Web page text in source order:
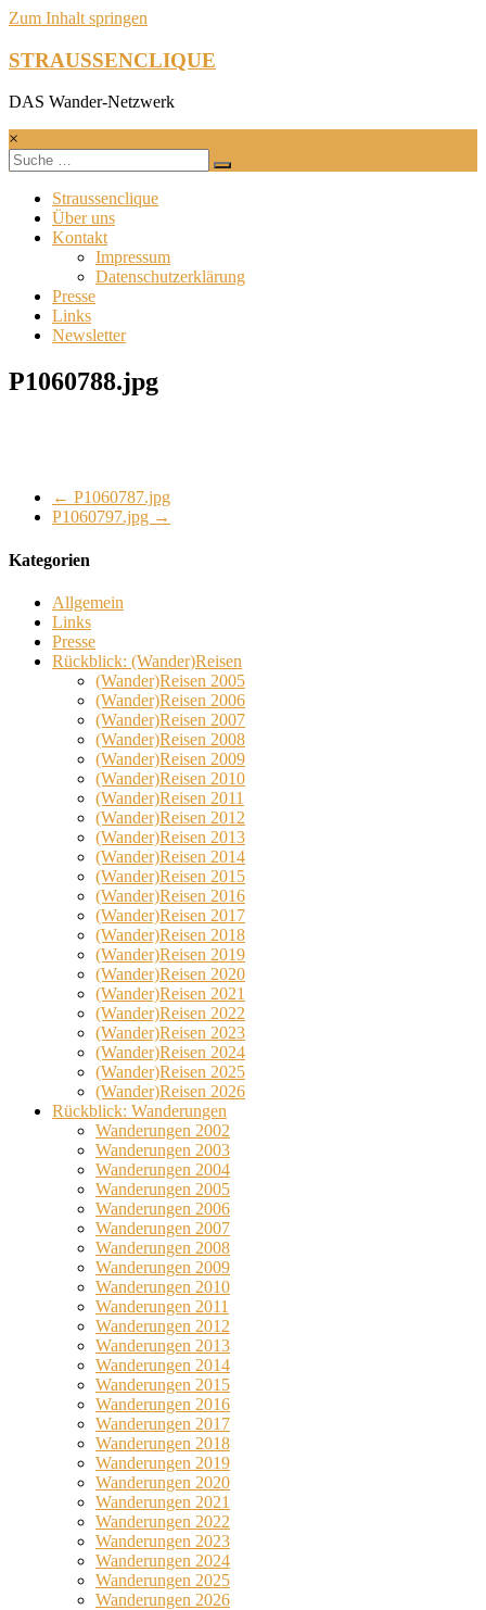
Zum Inhalt springen
STRAUSSENCLIQUE
DAS Wander-Netzwerk
×
Straussenclique
Über uns
Kontakt
Impressum
Datenschutzerklärung
Presse
Links
Newsletter
P1060788.jpg
← P1060787.jpg
P1060797.jpg →
Kategorien
Allgemein
Links
Presse
Rückblick: (Wander)Reisen
(Wander)Reisen 2005
(Wander)Reisen 2006
(Wander)Reisen 2007
(Wander)Reisen 2008
(Wander)Reisen 2009
(Wander)Reisen 2010
(Wander)Reisen 2011
(Wander)Reisen 2012
(Wander)Reisen 2013
(Wander)Reisen 2014
(Wander)Reisen 2015
(Wander)Reisen 2016
(Wander)Reisen 2017
(Wander)Reisen 2018
(Wander)Reisen 2019
(Wander)Reisen 2020
(Wander)Reisen 2021
(Wander)Reisen 2022
(Wander)Reisen 2023
(Wander)Reisen 2024
(Wander)Reisen 2025
(Wander)Reisen 2026
Rückblick: Wanderungen
Wanderungen 2002
Wanderungen 2003
Wanderungen 2004
Wanderungen 2005
Wanderungen 2006
Wanderungen 2007
Wanderungen 2008
Wanderungen 2009
Wanderungen 2010
Wanderungen 2011
Wanderungen 2012
Wanderungen 2013
Wanderungen 2014
Wanderungen 2015
Wanderungen 2016
Wanderungen 2017
Wanderungen 2018
Wanderungen 2019
Wanderungen 2020
Wanderungen 2021
Wanderungen 2022
Wanderungen 2023
Wanderungen 2024
Wanderungen 2025
Wanderungen 2026